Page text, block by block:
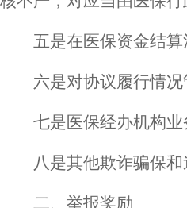
五是在医保资金结
六是对协议履行情
七是医保经办机构
八是其他欺诈骗保
二、举报奖励